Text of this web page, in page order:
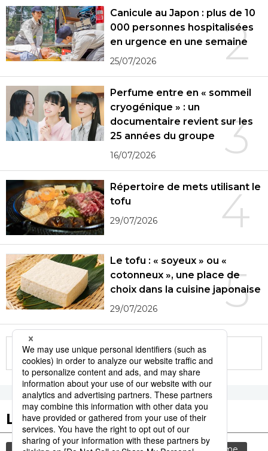
2
Canicule au Japon : plus de 10
000 personnes hospitalisées
en urgence en une semaine
25/07/2026
3
Perfume entre en « sommeil
cryogénique » : un
documentaire revient sur les
25 années du groupe
16/07/2026
4
Répertoire de mets utilisant le
tofu
29/07/2026
5
Le tofu : « soyeux » ou «
cotonneux », une place de
choix dans la cuisine japonaise
29/07/2026
More in this series
Les tags populaires